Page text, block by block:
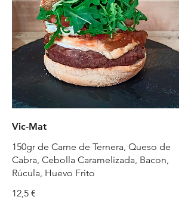
Vic-Mat
150gr de Carne de Ternera, Queso de
Cabra, Cebolla Caramelizada, Bacon,
Rúcula, Huevo Frito
12,5 €